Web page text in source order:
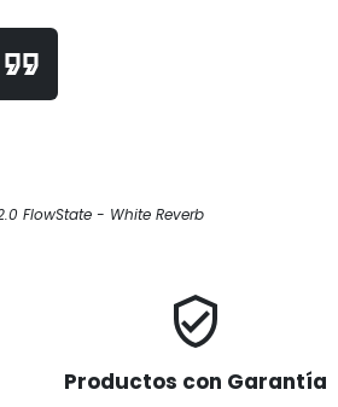
format_quote
FlowState - White Reverb
verified_user
Productos con Garantía